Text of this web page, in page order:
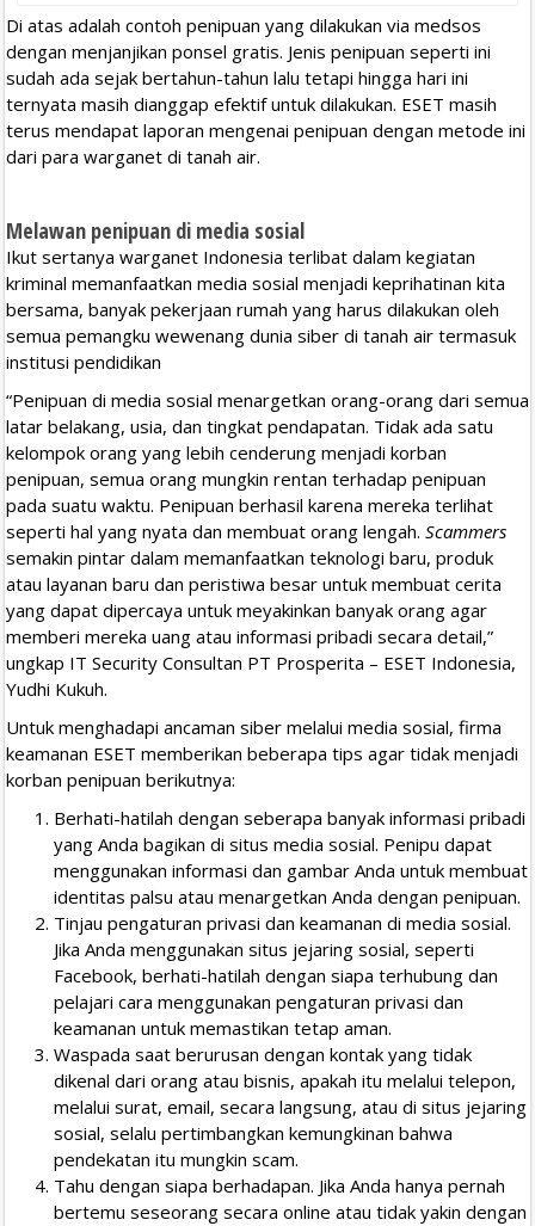
Di atas adalah contoh penipuan yang dilakukan via medsos
dengan menjanjikan ponsel gratis. Jenis penipuan seperti ini
sudah ada sejak bertahun-tahun lalu tetapi hingga hari ini
ternyata masih dianggap efektif untuk dilakukan. ESET masih
terus mendapat laporan mengenai penipuan dengan metode ini
dari para warganet di tanah air.
Melawan penipuan di media sosial
Ikut sertanya warganet Indonesia terlibat dalam kegiatan
kriminal memanfaatkan media sosial menjadi keprihatinan kita
bersama, banyak pekerjaan rumah yang harus dilakukan oleh
semua pemangku wewenang dunia siber di tanah air termasuk
institusi pendidikan
“Penipuan di media sosial menargetkan orang-orang dari semua
latar belakang, usia, dan tingkat pendapatan. Tidak ada satu
kelompok orang yang lebih cenderung menjadi korban
penipuan, semua orang mungkin rentan terhadap penipuan
pada suatu waktu. Penipuan berhasil karena mereka terlihat
seperti hal yang nyata dan membuat orang lengah. Scammers
semakin pintar dalam memanfaatkan teknologi baru, produk
atau layanan baru dan peristiwa besar untuk membuat cerita
yang dapat dipercaya untuk meyakinkan banyak orang agar
memberi mereka uang atau informasi pribadi secara detail,”
ungkap IT Security Consultan PT Prosperita – ESET Indonesia,
Yudhi Kukuh.
Untuk menghadapi ancaman siber melalui media sosial, firma
keamanan ESET memberikan beberapa tips agar tidak menjadi
korban penipuan berikutnya:
Berhati-hatilah dengan seberapa banyak informasi pribadi
yang Anda bagikan di situs media sosial. Penipu dapat
menggunakan informasi dan gambar Anda untuk membuat
identitas palsu atau menargetkan Anda dengan penipuan.
Tinjau pengaturan privasi dan keamanan di media sosial.
Jika Anda menggunakan situs jejaring sosial, seperti
Facebook, berhati-hatilah dengan siapa terhubung dan
pelajari cara menggunakan pengaturan privasi dan
keamanan untuk memastikan tetap aman.
Waspada saat berurusan dengan kontak yang tidak
dikenal dari orang atau bisnis, apakah itu melalui telepon,
melalui surat, email, secara langsung, atau di situs jejaring
sosial, selalu pertimbangkan kemungkinan bahwa
pendekatan itu mungkin scam.
Tahu dengan siapa berhadapan. Jika Anda hanya pernah
bertemu seseorang secara online atau tidak yakin dengan